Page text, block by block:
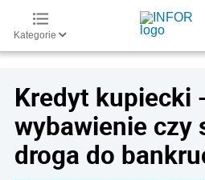
Kategorie
Kredyt kupiecki
wybawienie czy
droga do